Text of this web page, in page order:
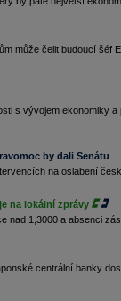
může čelit budoucí šéf
s vývojem ekonomiky
by dali Senátu
na oslabení
na lokální zprávy
1,3000 a absenci
centrální banky